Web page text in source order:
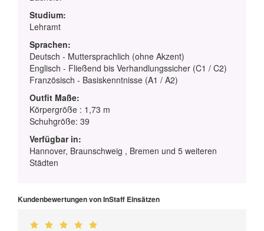
Studium:
Lehramt
Sprachen:
Deutsch - Muttersprachlich (ohne Akzent)
Englisch - Fließend bis Verhandlungssicher (C1 / C2)
Französisch - Basiskenntnisse (A1 / A2)
Outfit Maße:
Körpergröße : 1,73 m
Schuhgröße: 39
Verfügbar in:
Hannover, Braunschweig , Bremen und 5 weiteren
Städten
Kundenbewertungen von InStaff Einsätzen